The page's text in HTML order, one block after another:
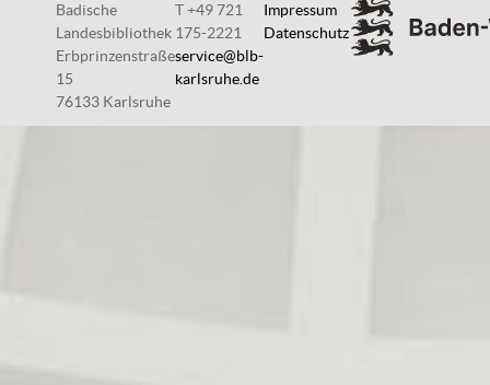
Badische
Landesbibliothek
Erbprinzenstraße
15
76133 Karlsruhe
T +49 721
175-2221
service@blb-
karlsruhe.de
Impressum
Datenschutz